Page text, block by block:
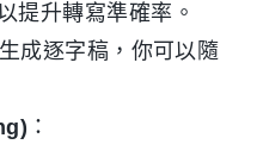
提升轉寫準確率。
成逐字稿，你可以隨
：